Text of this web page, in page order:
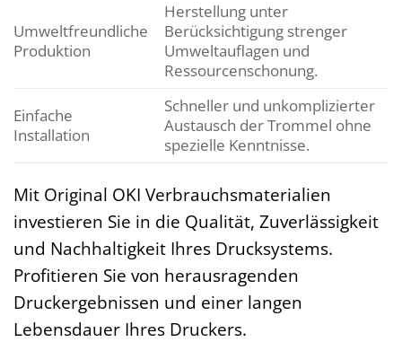
Umweltfreundliche
Produktion
Herstellung unter
Berücksichtigung strenger
Umweltauflagen und
Ressourcenschonung.
Einfache
Installation
Schneller und unkomplizierter
Austausch der Trommel ohne
spezielle Kenntnisse.
Mit Original OKI Verbrauchsmaterialien
investieren Sie in die Qualität, Zuverlässigkeit
und Nachhaltigkeit Ihres Drucksystems.
Profitieren Sie von herausragenden
Druckergebnissen und einer langen
Lebensdauer Ihres Druckers.